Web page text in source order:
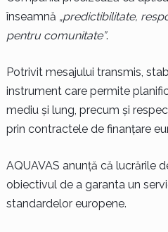
înseamnă „predictibilitate,
pentru comunitate”.
Potrivit mesajului transmis,
instrument care permite
mediu și lung, precum și
prin contractele de finanțare
AQUAVAS anunță că lucrările
obiectivul de a garanta un
standardelor europene.